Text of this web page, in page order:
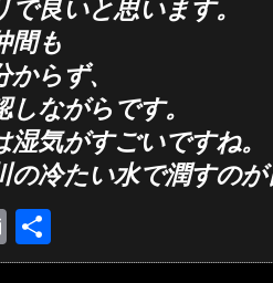
良いと思います。
間も
らず、
ながらです。
湿気がすごいですね。
の冷たい水で潤すの
Email
有